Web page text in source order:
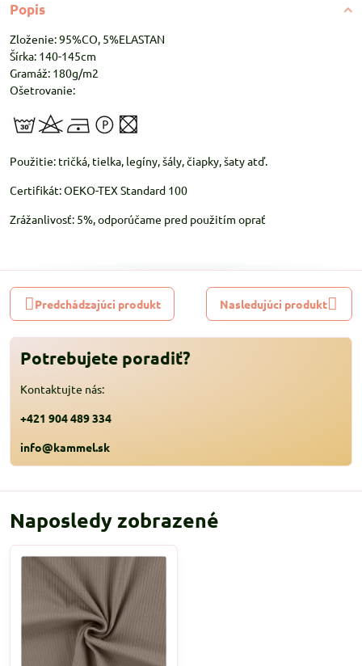
Popis
Zloženie: 95%CO, 5%ELASTAN
Šírka: 140-145cm
Gramáž: 180g/m2
Ošetrovanie:
Použitie: tričká, tielka, legíny, šály, čiapky, šaty atď.
Certifikát: OEKO-TEX Standard 100
Zrážanlivosť: 5%, odporúčame pred použitím oprať
Predchádzajúci produkt Nasledujúci produkt
Potrebujete poradiť?
Kontaktujte nás:
+421 904 489 334
info@kammel.sk
Naposledy zobrazené